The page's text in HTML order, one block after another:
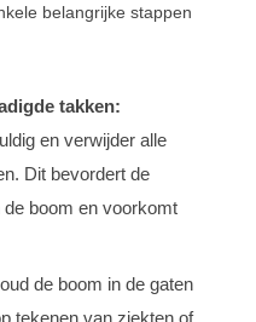
belangrijke stappen
takken:
en verwijder alle
Dit bevordert de
boom en voorkomt
de boom in de gaten
tekenen van ziekten of